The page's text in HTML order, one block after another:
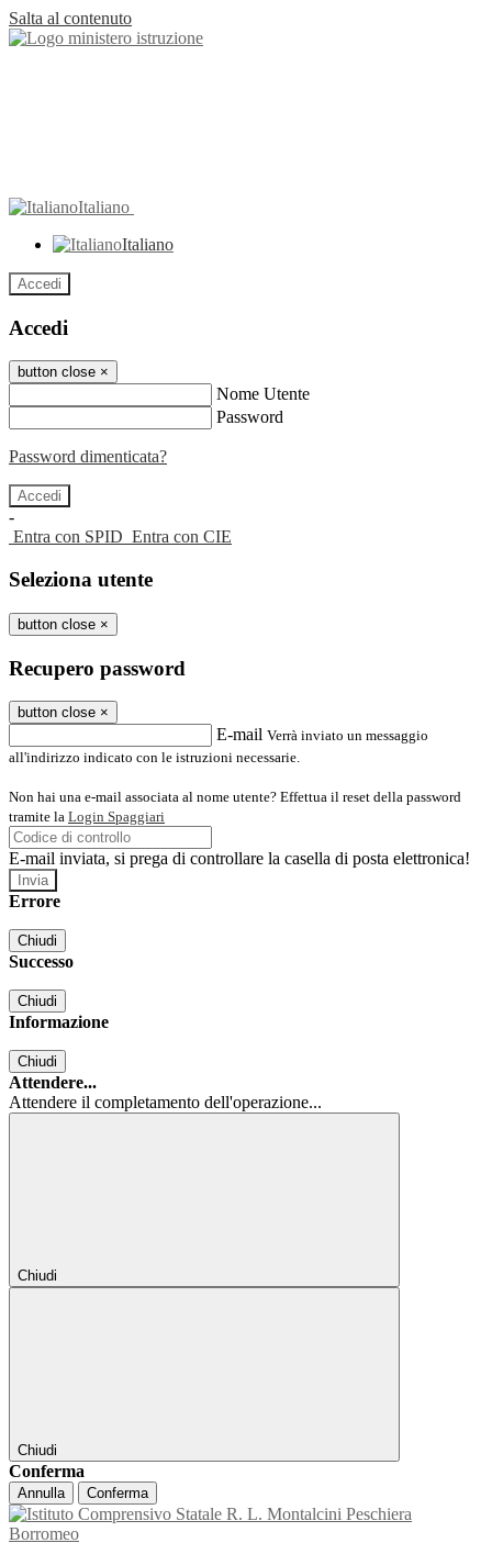
Salta al contenuto
Italiano
Italiano
Accedi
Accedi
button close ×
Nome Utente
Password
Password dimenticata?
-
Entra con SPID Entra con CIE
Seleziona utente
button close ×
Recupero password
button close ×
E-mail Verrà inviato un messaggio
all'indirizzo indicato con le istruzioni necessarie.
Non hai una e-mail associata al nome utente? Effettua il reset della password
tramite la Login Spaggiari
E-mail inviata, si prega di controllare la casella di posta elettronica!
Errore
Chiudi
Successo
Chiudi
Informazione
Chiudi
Attendere...
Attendere il completamento dell'operazione...
Chiudi
Chiudi
Conferma
Annulla Conferma